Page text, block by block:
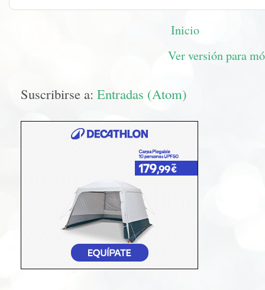
Inicio
Ver versión para
Suscribirse a: Entradas (Atom)